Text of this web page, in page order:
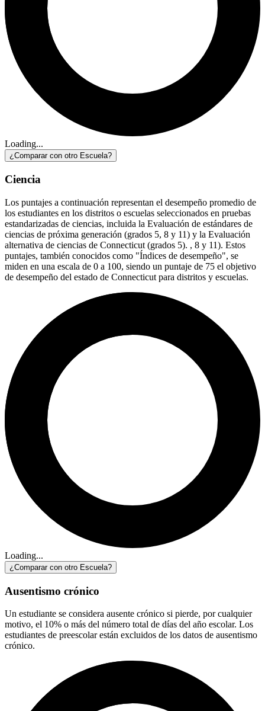
Loading...
¿Comparar con otro Escuela?
Ciencia
Los puntajes a continuación representan el desempeño promedio de
los estudiantes en los distritos o escuelas seleccionados en pruebas
estandarizadas de ciencias, incluida la Evaluación de estándares de
ciencias de próxima generación (grados 5, 8 y 11) y la Evaluación
alternativa de ciencias de Connecticut (grados 5). , 8 y 11). Estos
puntajes, también conocidos como "Índices de desempeño", se
miden en una escala de 0 a 100, siendo un puntaje de 75 el objetivo
de desempeño del estado de Connecticut para distritos y escuelas.
Loading...
¿Comparar con otro Escuela?
Ausentismo crónico
Un estudiante se considera ausente crónico si pierde, por cualquier
motivo, el 10% o más del número total de días del año escolar. Los
estudiantes de preescolar están excluidos de los datos de ausentismo
crónico.